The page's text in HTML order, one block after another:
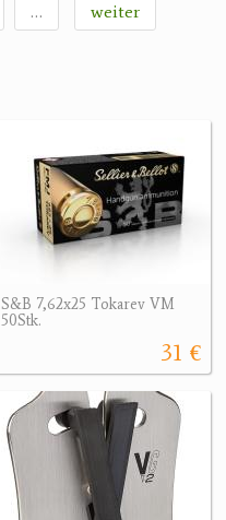
… weiter
S&B 7,62x25 Tokarev VM
50Stk.
31 €